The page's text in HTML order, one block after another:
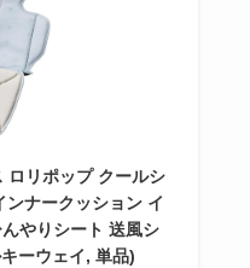
ロリポップ クールシ
ナークッション イ
やりシート 送風シ
ーウェイ, 単品)